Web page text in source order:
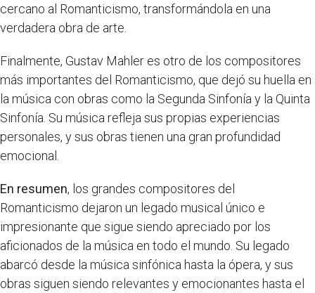
cercano al Romanticismo, transformándola en una
verdadera obra de arte.
Finalmente, Gustav Mahler es otro de los compositores
más importantes del Romanticismo, que dejó su huella en
la música con obras como la Segunda Sinfonía y la Quinta
Sinfonía. Su música refleja sus propias experiencias
personales, y sus obras tienen una gran profundidad
emocional.
En resumen, los grandes compositores del
Romanticismo dejaron un legado musical único e
impresionante que sigue siendo apreciado por los
aficionados de la música en todo el mundo. Su legado
abarcó desde la música sinfónica hasta la ópera, y sus
obras siguen siendo relevantes y emocionantes hasta el